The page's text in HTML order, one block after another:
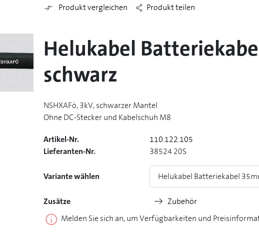
Produkt vergleichen Produkt teilen
Helukabel
schwarz
NSHXAFö, 3kV, schwarzer Mantel
Ohne DC-Stecker und Kabelschuh M8
Artikel-Nr.
110.122.105
Lieferanten-Nr.
38524 20S
Variante wählen Helukabel Batteriekabel
Zusätze
Zubehör
Melden Sie sich an, um Verfügbarkeiten und